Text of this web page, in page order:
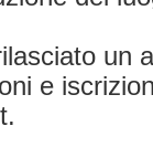
un
e
.